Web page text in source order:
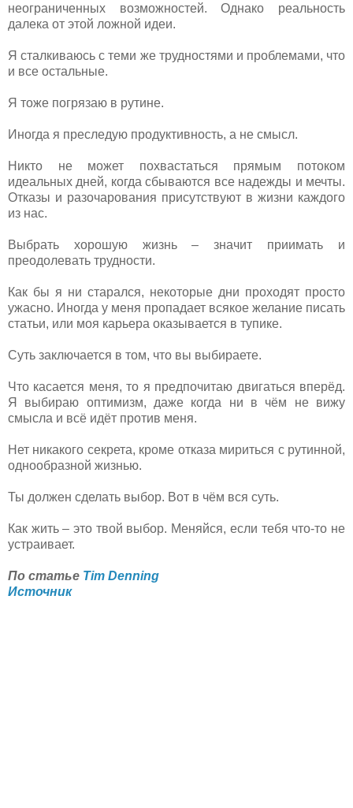
неограниченных возможностей. Однако реальность
далека от этой ложной идеи.
Я сталкиваюсь с теми же трудностями и проблемами, что
и все остальные.
Я тоже погрязаю в рутине.
Иногда я преследую продуктивность, а не смысл.
Никто не может похвастаться прямым потоком
идеальных дней, когда сбываются все надежды и мечты.
Отказы и разочарования присутствуют в жизни каждого
из нас.
Выбрать хорошую жизнь – значит приимать и
преодолевать трудности.
Как бы я ни старался, некоторые дни проходят просто
ужасно. Иногда у меня пропадает всякое желание писать
статьи, или моя карьера оказывается в тупике.
Суть заключается в том, что вы выбираете.
Что касается меня, то я предпочитаю двигаться вперёд.
Я выбираю оптимизм, даже когда ни в чём не вижу
смысла и всё идёт против меня.
Нет никакого секрета, кроме отказа мириться с рутинной,
однообразной жизнью.
Ты должен сделать выбор. Вот в чём вся суть.
Как жить – это твой выбор. Меняйся, если тебя что-то не
устраивает.
По статье Tim Denning
Источник